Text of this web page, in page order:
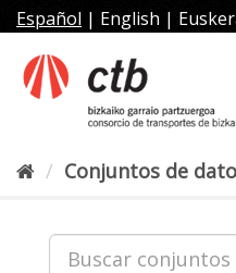
al
contenido
Español | English |
Conjuntos de